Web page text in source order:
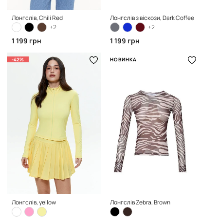
Лонгслів, Chili Red
+2
1 199 грн
Лонгслів з віскози, Dark Coffee
+2
1 199 грн
-42%
Лонгслів, yellow
НОВИНКА
Лонгслів Zebra, Brown